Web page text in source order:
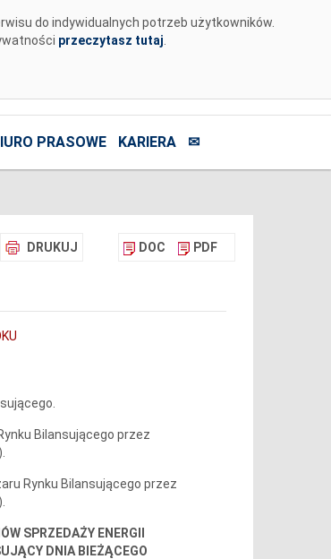
do indywidualnych potrzeb użytkowników.
przeczytasz tutaj
PRASOWE KARIERA ✉
DRUKUJ DOC PDF
Bilansującego przez
Rynku Bilansującego przez
SPRZEDAŻY ENERGII
DNIA BIEŻĄCEGO